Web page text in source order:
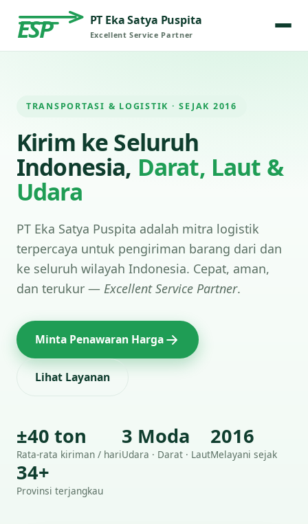
ESP PT Eka Satya Puspita
Excellent Service Partner
TRANSPORTASI & LOGISTIK · SEJAK 2016
Kirim ke Seluruh
Indonesia, Darat, Laut &
Udara
PT Eka Satya Puspita adalah mitra logistik
terpercaya untuk pengiriman barang dari dan
ke seluruh wilayah Indonesia. Cepat, aman,
dan terukur — Excellent Service Partner.
Minta Penawaran Harga
Lihat Layanan
±40 ton
Rata-rata kiriman / hari
3 Moda
Udara · Darat · Laut
2016
Melayani sejak
34+
Provinsi terjangkau